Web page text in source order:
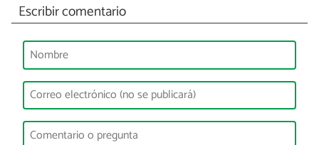
Escribir comentario